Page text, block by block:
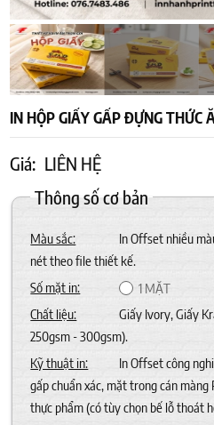
IN HỘP GIẤY GẤP ĐỰNG THỨC
Giá: LIÊN HỆ
Thông số cơ bản
Màu sắc:
In Offset nhiều
nét theo file thiết kế.
Số mặt in:
1 MẶT
Chất liệu:
Giấy Ivory, Giấy
250gsm - 300gsm).
Kỹ thuật in:
In Offset công
gấp chuẩn xác, mặt trong cán màng
thực phẩm (có tùy chọn bế lỗ thoát